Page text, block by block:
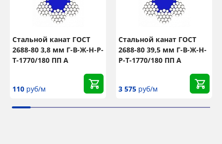
Стальной канат ГОСТ
2688-80 3,8 мм Г-В-Ж-Н-Р-
Т-1770/180 ПП А
110 руб/м
Стальной канат ГОСТ
2688-80 39,5 мм Г-В-Ж-Н-
Р-Т-1770/180 ПП А
3 575 руб/м